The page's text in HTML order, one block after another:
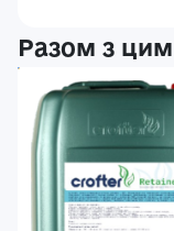
Разом з